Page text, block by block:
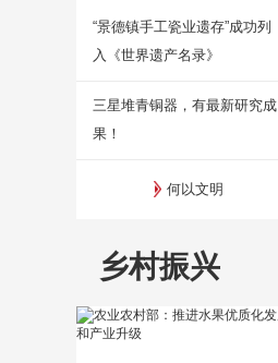
“景德镇手工瓷业遗存”成功列
入《世界遗产名录》
三星堆青铜器，有最新研究成
果！
何以文明
乡村振兴